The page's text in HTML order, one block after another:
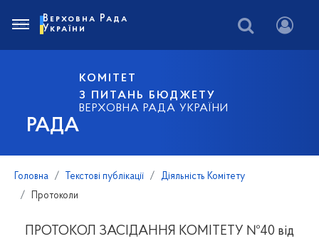
РАДА
КОМІТЕТ
З ПИТАНЬ БЮДЖЕТУ
ВЕРХОВНА РАДА УКРАЇНИ
Верховна Рада
України
Головна Текстові публікації
Діяльність Комітету
Протоколи
ПРОТОКОЛ ЗАСІДАННЯ КОМІТЕТУ №40 від